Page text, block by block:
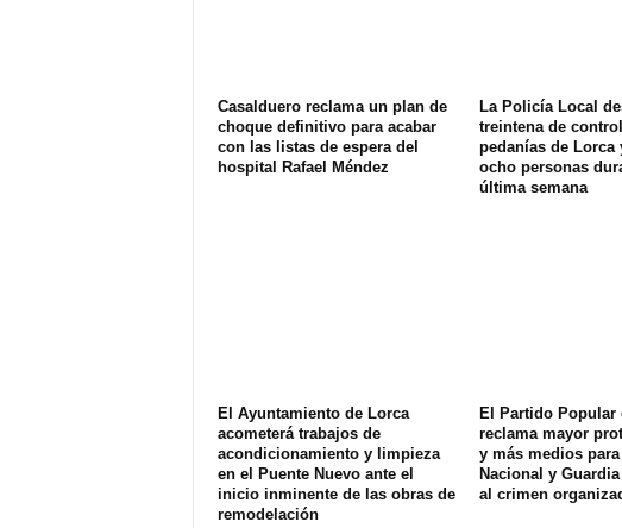
Casalduero reclama un plan de
choque definitivo para acabar
con las listas de espera del
hospital Rafael Méndez
La Policía Local
treintena de
pedanías de Lorca
ocho personas
última semana
El Ayuntamiento de Lorca
acometerá trabajos de
acondicionamiento y limpieza
en el Puente Nuevo ante el
inicio inminente de las obras de
remodelación
El Partido Popular
reclama mayor
y más medios
Nacional y
al crimen